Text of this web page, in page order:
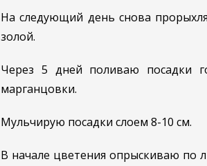
На следующий день снова
золой.
Через 5 дней поливаю посадки
марганцовки.
Мульчирую посадки слоем 8-10 см.
В начале цветения опрыскиваю по